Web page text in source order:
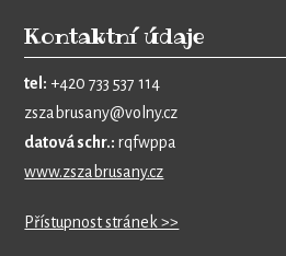
Kontaktní údaje
tel: +420 733 537 114
zszabrusany@volny.cz
datová schr.: rqfwppa
www.zszabrusany.cz
Přístupnost stránek >>